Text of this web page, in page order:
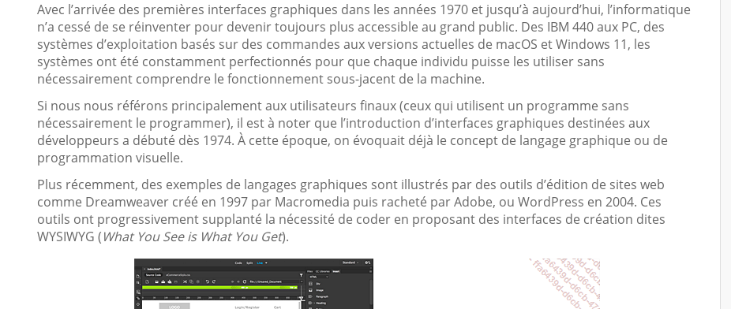
Avec l’arrivée des premières interfaces graphiques dans les années 1970 et jusqu’à aujourd’hui, l’informatique
n’a cessé de se réinventer pour devenir toujours plus accessible au grand public. Des IBM 440 aux PC, des
systèmes d’exploitation basés sur des commandes aux versions actuelles de macOS et Windows 11, les
systèmes ont été constamment perfectionnés pour que chaque individu puisse les utiliser sans
nécessairement comprendre le fonctionnement sous-jacent de la machine.
Si nous nous référons principalement aux utilisateurs finaux (ceux qui utilisent un programme sans
nécessairement le programmer), il est à noter que l’introduction d’interfaces graphiques destinées aux
développeurs a débuté dès 1974. À cette époque, on évoquait déjà le concept de langage graphique ou de
programmation visuelle.
Plus récemment, des exemples de langages graphiques sont illustrés par des outils d’édition de sites web
comme Dreamweaver créé en 1997 par Macromedia puis racheté par Adobe, ou WordPress en 2004. Ces
outils ont progressivement supplanté la nécessité de coder en proposant des interfaces de création dites
WYSIWYG (What You See is What You Get).